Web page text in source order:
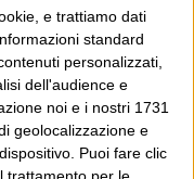
e trattiamo dati
standard
personalizzati,
dell'audience e
noi e i nostri 1731
geolocalizzazione e
Puoi fare clic
di parole